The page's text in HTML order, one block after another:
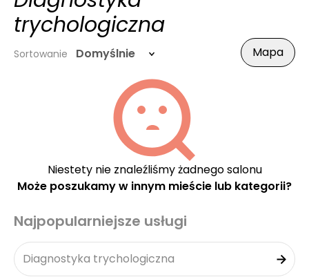
trychologiczna
Sortowanie Domyślnie Mapa
Niestety nie znaleźliśmy żadnego salonu
Może poszukamy w innym mieście lub kategorii?
Najpopularniejsze usługi
Diagnostyka trychologiczna